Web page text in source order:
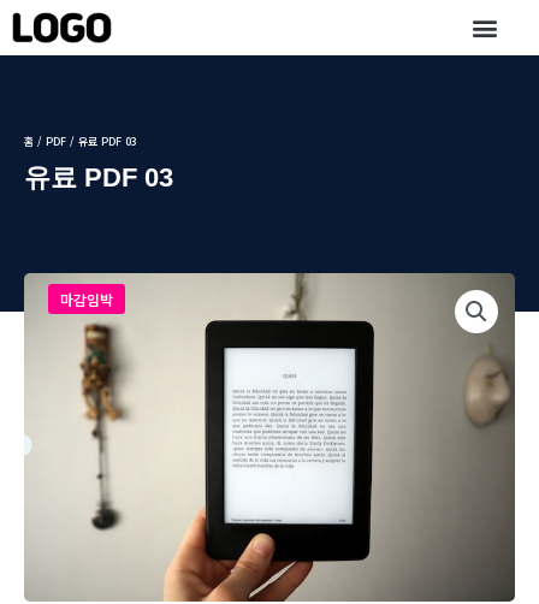
콘
텐
홈 / PDF / 유료 PDF 03
유료 PDF 03
마감임박